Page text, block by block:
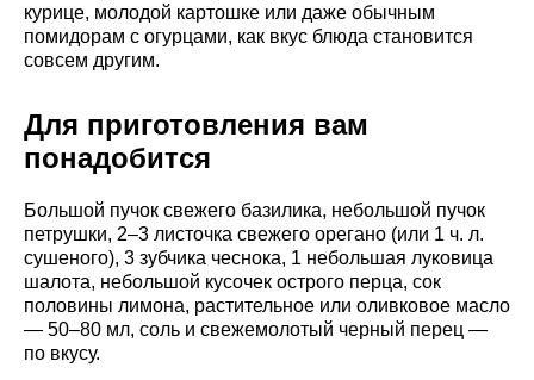
курице, молодой картошке или даже обычным
помидорам с огурцами, как вкус блюда становится
совсем другим.
Для приготовления вам
понадобится
Большой пучок свежего базилика, небольшой пучок
петрушки, 2–3 листочка свежего орегано (или 1 ч. л.
сушеного), 3 зубчика чеснока, 1 небольшая луковица
шалота, небольшой кусочек острого перца, сок
половины лимона, растительное или оливковое масло
— 50–80 мл, соль и свежемолотый черный перец —
по вкусу.